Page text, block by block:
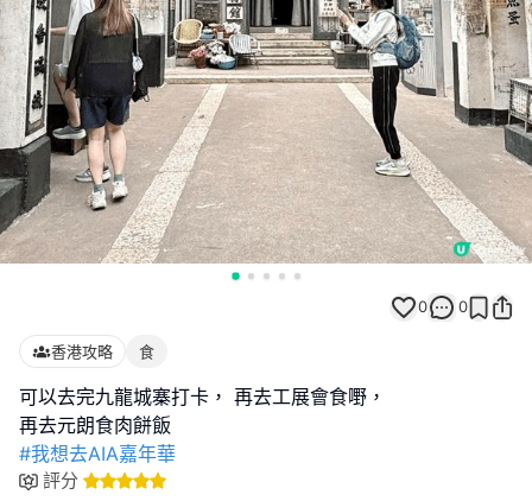
0 0
香港攻略 食
可以去完九龍城寨打卡， 再去工展會食嘢，
#我想去AIA嘉年華
評分